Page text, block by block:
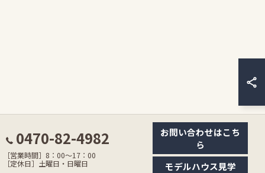
0470-82-4982
［営業時間］8：00〜17：00
［定休日］土曜日・日曜日
お問い合わせはこち
ら
モデルハウス見学